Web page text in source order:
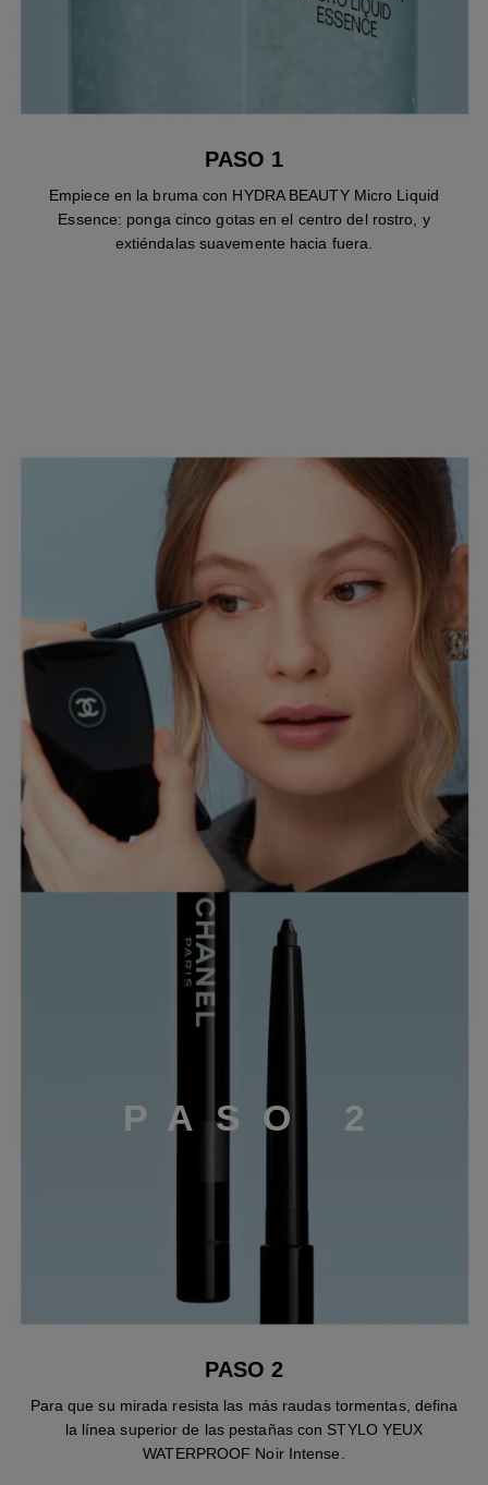
PASO 1
Empiece en la bruma con HYDRA BEAUTY Micro Liquid
Essence: ponga cinco gotas en el centro del rostro, y
extiéndalas suavemente hacia fuera.
P AS O 2
PASO 2
Para que su mirada resista las más raudas tormentas, defina
la línea superior de las pestañas con STYLO YEUX
WATERPROOF Noir Intense.